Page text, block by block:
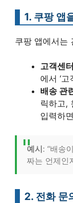
1. 쿠팡 앱
쿠팡 앱에서는
고객센
에서 ‘
배송 관
릭하고,
입력하
예시: “배송
짜는 언제인
2. 전화 문